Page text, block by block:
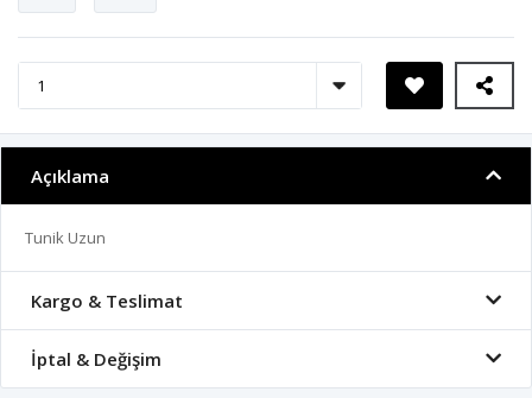
Açıklama
Tunik Uzun
Kargo & Teslimat
İptal & Değişim